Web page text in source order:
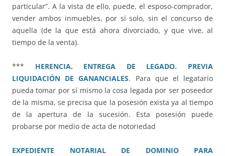
particular”. A la vista de ello, puede, el esposo-comprador,
vender ambos inmuebles, por sí solo, sin el concurso de
aquella (de la que está ahora divorciado, y que vive, al
tiempo de la venta).
*** HERENCIA. ENTREGA DE LEGADO. PREVIA
LIQUIDACIÓN DE GANANCIALES. Para que el legatario
pueda tomar por sí mismo la cosa legada por ser poseedor
de la misma, se precisa que la posesión exista ya al tiempo
de la apertura de la sucesión. Esta posesión puede
probarse por medio de acta de notoriedad
EXPEDIENTE NOTARIAL DE DOMINIO PARA